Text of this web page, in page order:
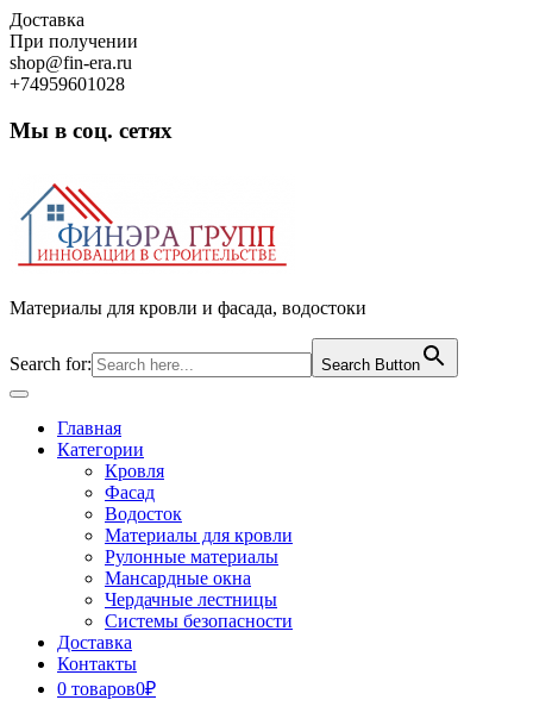
Skip
to
content
Доставка
При получении
shop@fin-era.ru
+74959601028
Мы в соц. сетях
Материалы для кровли и фасада, водостоки
Search for: Search Button
Open
ButtonГлавная
Категории
Кровля
Фасад
Водосток
Материалы для кровли
Рулонные материалы
Мансардные окна
Чердачные лестницы
Системы безопасности
Доставка
Контакты
0 товаров0₽